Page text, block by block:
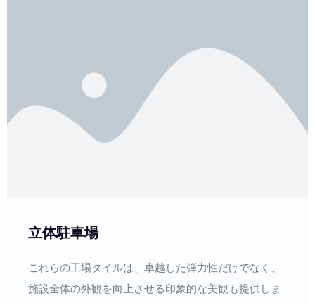
立体駐車場
これらの工場タイルは、卓越した弾力性だけでなく、
施設全体の外観を向上させる印象的な美観も提供しま